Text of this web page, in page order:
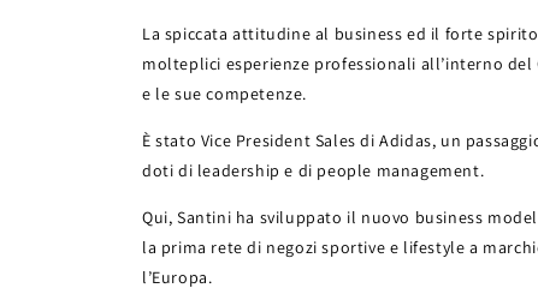
La spiccata attitudine al business ed il forte
molteplici esperienze professionali all’interno
e le sue competenze.
È stato Vice President Sales di Adidas, un
doti di leadership e di people management.
Qui, Santini ha sviluppato il nuovo business
la prima rete di negozi sportive e lifestyle a
l’Europa.